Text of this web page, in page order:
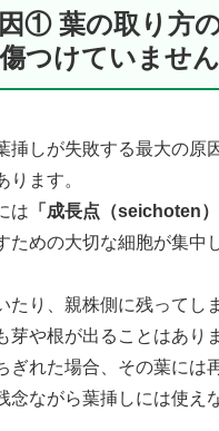
① 葉の取り方
つけていませ
挿しが失敗する最大の原
ります。
は 「成長点（seichoten）
ための大切な細胞が集中
たり、親株側に残ってし
芽や根が出ることはあり
ぎれた場合、その葉には
念ながら葉挿しには使え